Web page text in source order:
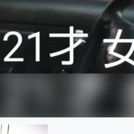
CAMPFIREふる